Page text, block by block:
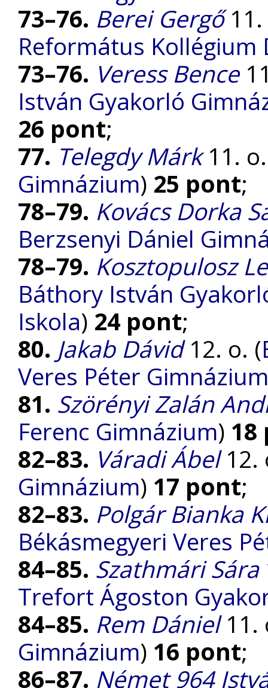
73–76. Berei Gergő11.
Református Kollégium
73–76. Veress Bence
István Gyakorló
26 pont;
77. Telegdy Márk11.
Gimnázium) 25 pont;
78–79. Kovács Dorka
Berzsenyi Dániel
78–79. Kosztopulosz
Báthory István
Iskola) 24 pont;
80. Jakab Dávid12. o. (
Veres Péter Gimnázium
81. Szörényi Zalán
Ferenc Gimnázium) 18
82–83. Váradi Ábel12.
Gimnázium) 17 pont;
82–83. Polgár Bianka
Békásmegyeri Veres
84–85. Szathmári Sára
Trefort Ágoston
84–85. Rem Dániel11.
Gimnázium) 16 pont;
86–87. Német 964